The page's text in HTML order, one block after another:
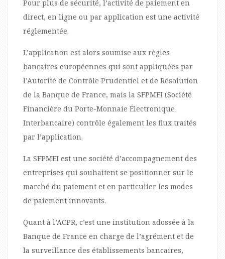
Pour plus de sécurité, l’activité de paiement en
direct, en ligne ou par application est une activité
réglementée.
L’application est alors soumise aux règles
bancaires européennes qui sont appliquées par
l’Autorité de Contrôle Prudentiel et de Résolution
de la Banque de France, mais la SFPMEI (Société
Financière du Porte-Monnaie Électronique
Interbancaire) contrôle également les flux traités
par l’application.
La SFPMEI est une société d’accompagnement des
entreprises qui souhaitent se positionner sur le
marché du paiement et en particulier les modes
de paiement innovants.
Quant à l’ACPR, c’est une institution adossée à la
Banque de France en charge de l’agrément et de
la surveillance des établissements bancaires,